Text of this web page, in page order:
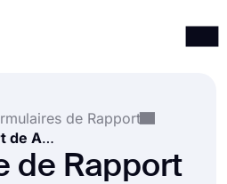
de Rapport
Formulaire de Rapport de Accident lors de Événement
de Rapport